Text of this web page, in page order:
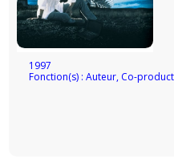
1997
Fonction(s) : Auteur, Co-